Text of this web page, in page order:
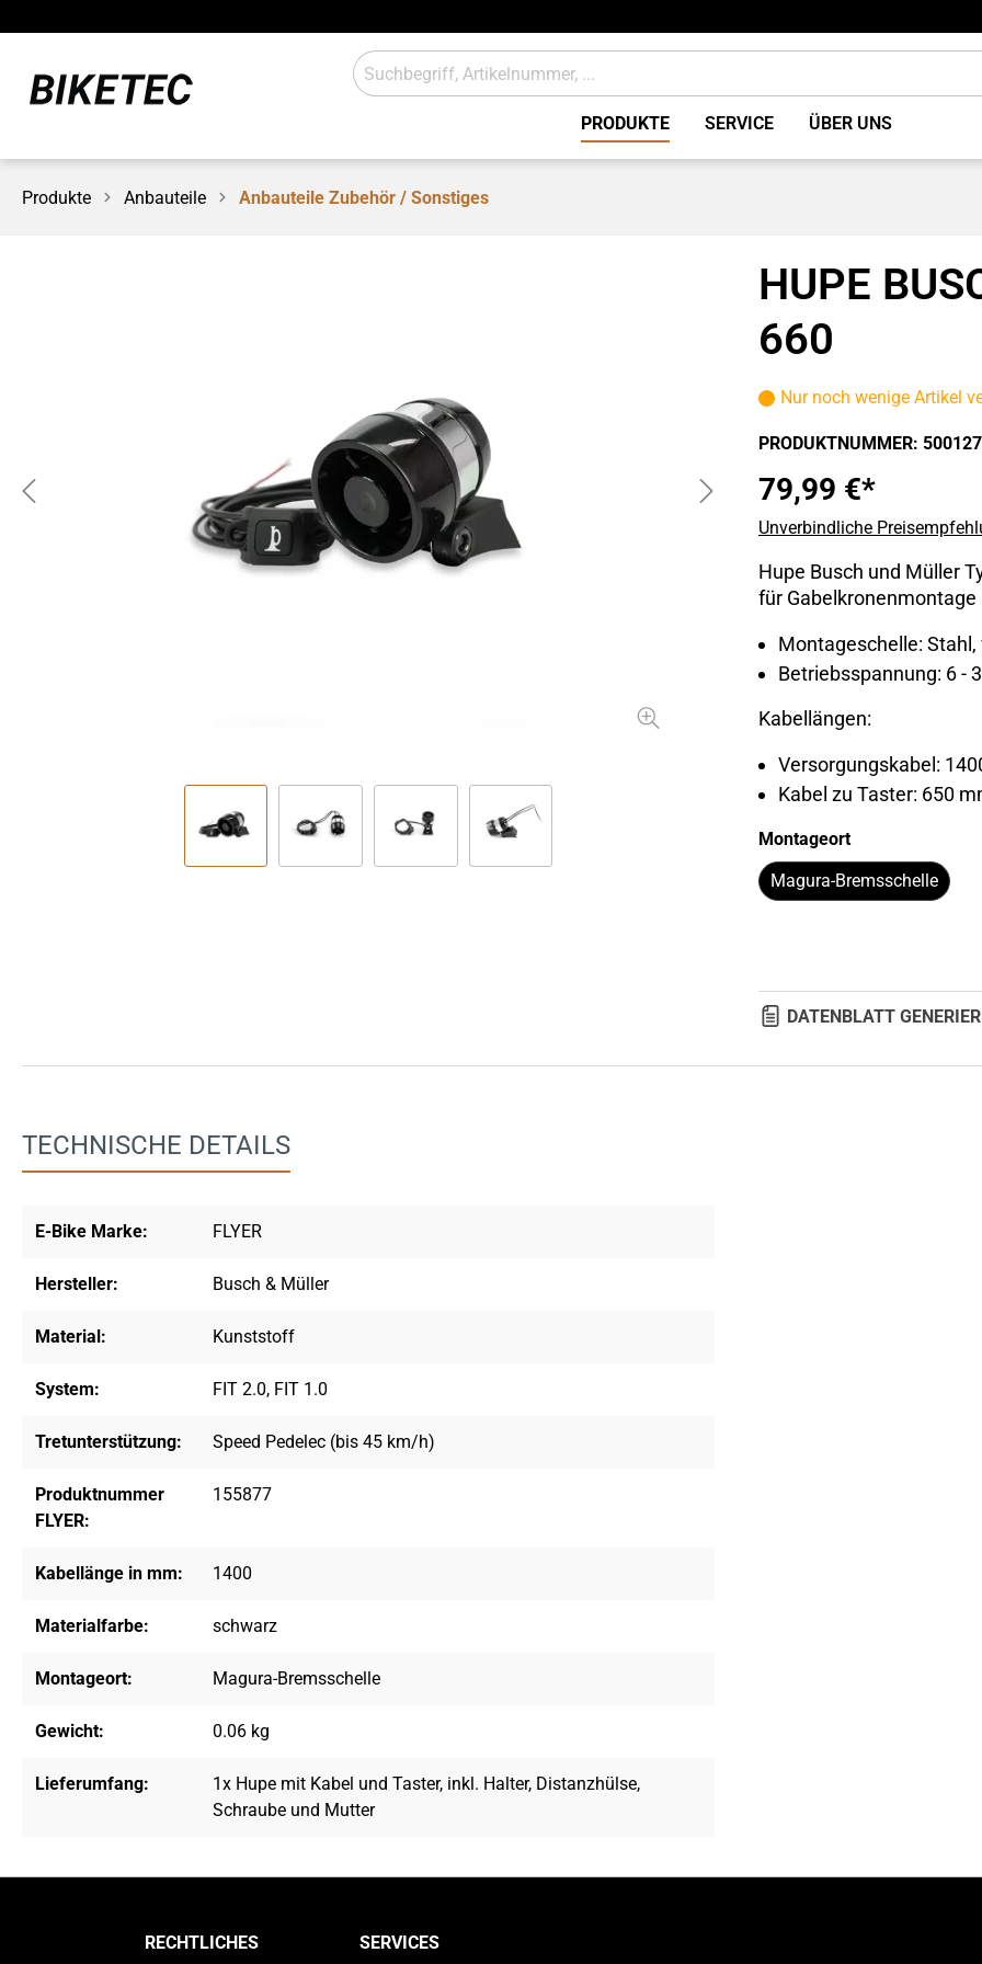
PRODUKTE SERVICE ÜBER UNS
E-Antrieb Beleuchtung
Produkte Anbauteile Anbauteile Zubehör / Sonstiges
HUPE
660
Nur noch wenige Artikel
PRODUKTNUMMER: 500127
79,99 €*
Unverbindliche
Hupe Busch und Müller
für Gabelkronenmontage
Montageschelle:
Betriebsspannung: 6 -
Kabellängen:
Versorgungskabel:
Kabel zu Taster: 650
Montageort
Magura-Bremsschelle
DATENBLATT
TECHNISCHE DETAILS
E-Bike Marke: FLYER
Hersteller: Busch & Müller
Material: Kunststoff
System: FIT 2.0, FIT 1.0
Tretunterstützung: Speed Pedelec (bis 45 km/h)
Produktnummer
FLYER:
155877
Kabellänge in mm: 1400
Materialfarbe: schwarz
Montageort: Magura-Bremsschelle
Gewicht: 0.06 kg
Lieferumfang:
1x Hupe mit Kabel und Taster, inkl. Halter, Distanzhülse,
Schraube und Mutter
RECHTLICHES SERVICES